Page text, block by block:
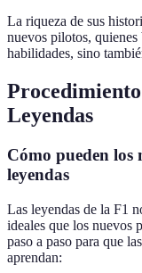
La riqueza de sus
nuevos pilotos,
habilidades, sino
Leyendas
Cómo pueden los
leyendas
Las leyendas de la F1
ideales que los nuevos
paso a paso para que
aprendan: